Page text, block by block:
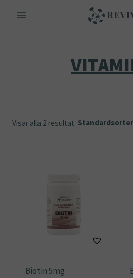
Visar alla 2 resultat
Biotin 5mg